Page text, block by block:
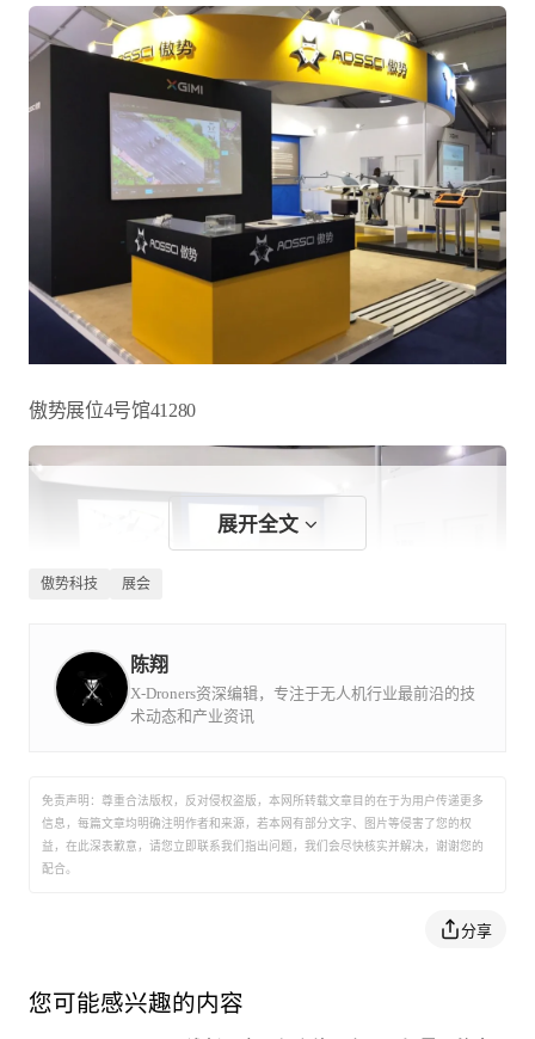
傲势展位4号馆41280
傲势展厅
展开全文
傲势科技 展会
陈翔
X-Droners资深编辑，专注于无人机行业最前沿的技
术动态和产业资讯
免责声明：尊重合法版权，反对侵权盗版，本网所转载文章目的在于为用户传递更多
信息，每篇文章均明确注明作者和来源，若本网有部分文字、图片等侵害了您的权
益，在此深表歉意，请您立即联系我们指出问题，我们会尽快核实并解决，谢谢您的
配合。
分享
您可能感兴趣的内容